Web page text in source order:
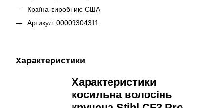
Країна-виробник: США
Артикул: 00009304311
Характеристики
Характеристики
косильна волосінь